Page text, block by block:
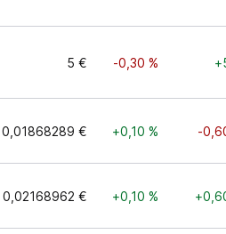
5 € -0,30 %
0,01868289 € +0,10 % -
0,02168962 € +0,10 %